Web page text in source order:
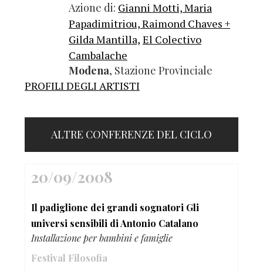
Azione di: Gianni Motti, Maria
Papadimitriou, Raimond Chaves +
Gilda Mantilla, El Colectivo
Cambalache
Modena, Stazione Provinciale
PROFILI DEGLI ARTISTI
ALTRE CONFERENZE DEL CICLO
20/09/2008
Il padiglione dei grandi sognatori Gli
universi sensibili di Antonio Catalano
Installazione per bambini e famiglie
Festival Filosofia